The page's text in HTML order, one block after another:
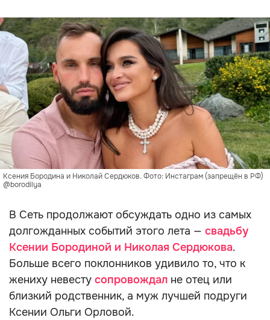
Ксения Бородина и Николай Сердюков. Фото: Инстаграм (запрещён в РФ)
@borodilya
В Сеть продолжают обсуждать одно из самых
долгожданных событий этого лета — свадьбу
Ксении Бородиной и Николая Сердюкова.
Больше всего поклонников удивило то, что к
жениху невесту сопровождал не отец или
близкий родственник, а муж лучшей подруги
Ксении Ольги Орловой.